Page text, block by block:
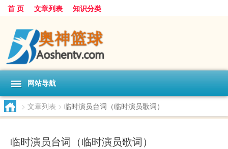
首 页 文章列表 知识分类
网站导航
> 文章列表 > 临时演员台词（临时演员歌词）
临时演员台词（临时演员歌词）